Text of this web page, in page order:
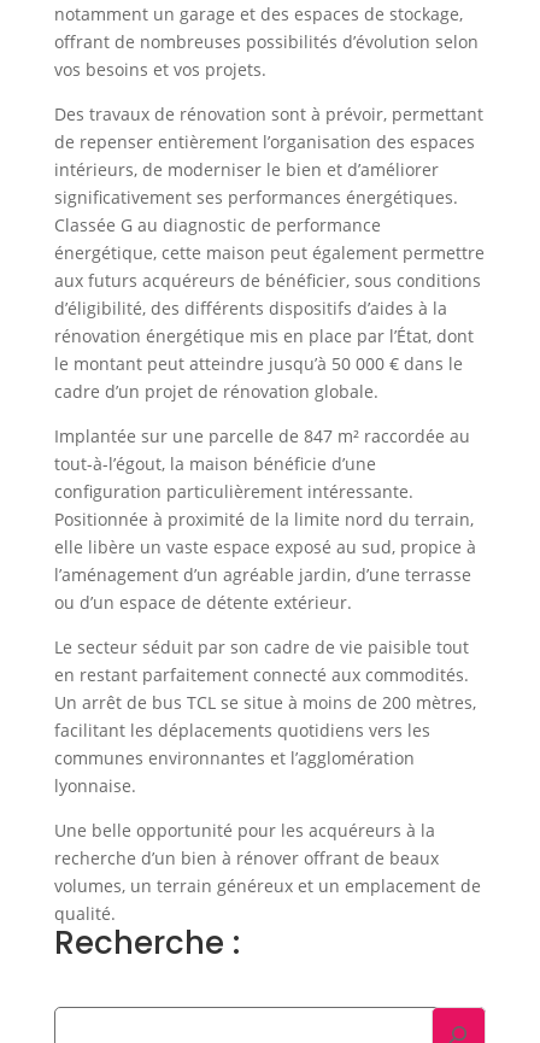
notamment un garage et des espaces de stockage,
offrant de nombreuses possibilités d’évolution selon
vos besoins et vos projets.
Des travaux de rénovation sont à prévoir, permettant
de repenser entièrement l’organisation des espaces
intérieurs, de moderniser le bien et d’améliorer
significativement ses performances énergétiques.
Classée G au diagnostic de performance
énergétique, cette maison peut également permettre
aux futurs acquéreurs de bénéficier, sous conditions
d’éligibilité, des différents dispositifs d’aides à la
rénovation énergétique mis en place par l’État, dont
le montant peut atteindre jusqu’à 50 000 € dans le
cadre d’un projet de rénovation globale.
Implantée sur une parcelle de 847 m² raccordée au
tout-à-l’égout, la maison bénéficie d’une
configuration particulièrement intéressante.
Positionnée à proximité de la limite nord du terrain,
elle libère un vaste espace exposé au sud, propice à
l’aménagement d’un agréable jardin, d’une terrasse
ou d’un espace de détente extérieur.
Le secteur séduit par son cadre de vie paisible tout
en restant parfaitement connecté aux commodités.
Un arrêt de bus TCL se situe à moins de 200 mètres,
facilitant les déplacements quotidiens vers les
communes environnantes et l’agglomération
lyonnaise.
Une belle opportunité pour les acquéreurs à la
recherche d’un bien à rénover offrant de beaux
volumes, un terrain généreux et un emplacement de
qualité.
Recherche :